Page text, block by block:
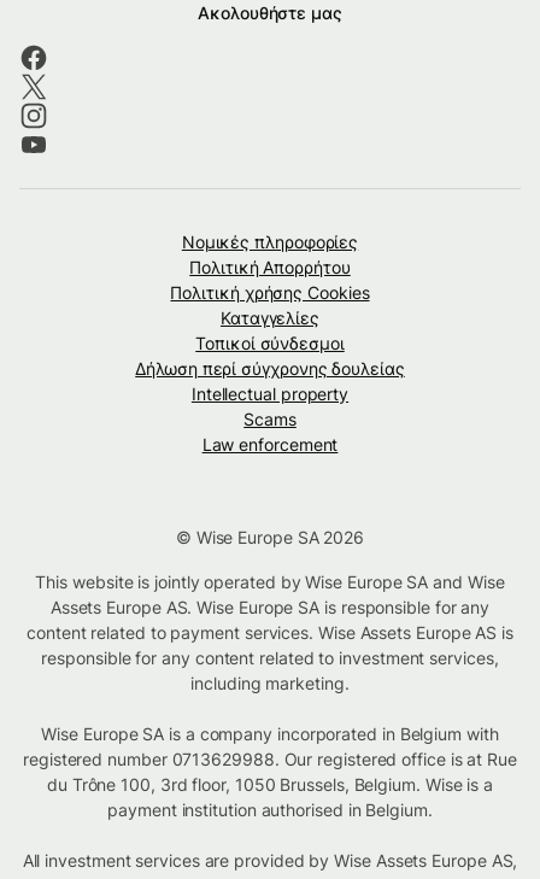
Ακολουθήστε μας
Νομικές πληροφορίες
Πολιτική Απορρήτου
Πολιτική χρήσης Cookies
Καταγγελίες
Τοπικοί σύνδεσμοι
Δήλωση περί σύγχρονης δουλείας
Intellectual property
Scams
Law enforcement
© Wise Europe SA 2026
This website is jointly operated by Wise Europe SA and Wise
Assets Europe AS. Wise Europe SA is responsible for any
content related to payment services. Wise Assets Europe AS is
responsible for any content related to investment services,
including marketing.
Wise Europe SA is a company incorporated in Belgium with
registered number 0713629988. Our registered office is at Rue
du Trône 100, 3rd floor, 1050 Brussels, Belgium. Wise is a
payment institution authorised in Belgium.
All investment services are provided by Wise Assets Europe AS,